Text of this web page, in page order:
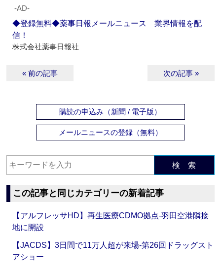
‐AD‐
◆登録無料◆薬事日報メールニュース 業界情報を配
信！
株式会社薬事日報社
« 前の記事 次の記事 »
購読の申込み（新聞 / 電子版）
メールニュースの登録（無料）
検 索
この記事と同じカテゴリーの新着記事
【アルフレッサHD】再生医療CDMO拠点‐羽田空港隣接
地に開設
【JACDS】3日間で11万人超が来場‐第26回ドラッグスト
アショー